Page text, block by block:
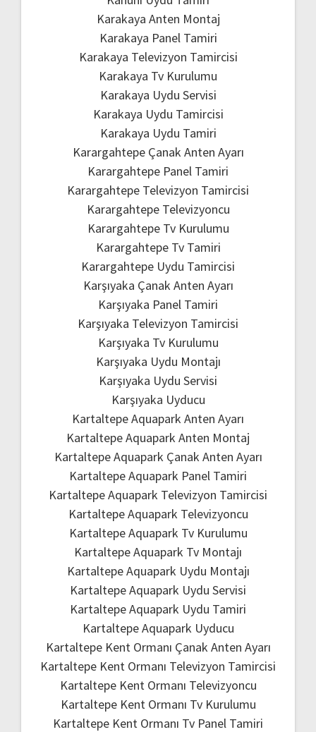
Karakaya Anten Montaj
Karakaya Panel Tamiri
Karakaya Televizyon Tamircisi
Karakaya Tv Kurulumu
Karakaya Uydu Servisi
Karakaya Uydu Tamircisi
Karakaya Uydu Tamiri
Karargahtepe Çanak Anten Ayarı
Karargahtepe Panel Tamiri
Karargahtepe Televizyon Tamircisi
Karargahtepe Televizyoncu
Karargahtepe Tv Kurulumu
Karargahtepe Tv Tamiri
Karargahtepe Uydu Tamircisi
Karşıyaka Çanak Anten Ayarı
Karşıyaka Panel Tamiri
Karşıyaka Televizyon Tamircisi
Karşıyaka Tv Kurulumu
Karşıyaka Uydu Montajı
Karşıyaka Uydu Servisi
Karşıyaka Uyducu
Kartaltepe Aquapark Anten Ayarı
Kartaltepe Aquapark Anten Montaj
Kartaltepe Aquapark Çanak Anten Ayarı
Kartaltepe Aquapark Panel Tamiri
Kartaltepe Aquapark Televizyon Tamircisi
Kartaltepe Aquapark Televizyoncu
Kartaltepe Aquapark Tv Kurulumu
Kartaltepe Aquapark Tv Montajı
Kartaltepe Aquapark Uydu Montajı
Kartaltepe Aquapark Uydu Servisi
Kartaltepe Aquapark Uydu Tamiri
Kartaltepe Aquapark Uyducu
Kartaltepe Kent Ormanı Çanak Anten Ayarı
Kartaltepe Kent Ormanı Televizyon Tamircisi
Kartaltepe Kent Ormanı Televizyoncu
Kartaltepe Kent Ormanı Tv Kurulumu
Kartaltepe Kent Ormanı Tv Panel Tamiri